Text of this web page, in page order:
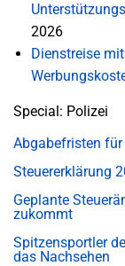
2026
Dienstreise
Special: Polizei
Abgabefristen für
Steuererklärung
Geplante
zukommt
Spitzensportler
das Nachsehen